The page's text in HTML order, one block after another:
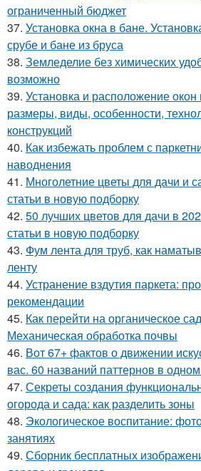
ограниченный бюджет
37. Установка окна в бане.
срубе и бане из бруса
38. Земледелие без химических
возможно
39. Установка и расположение
размеры, виды, особенности,
конструкций
40. Как избежать проблем с
наводнения
41. Многолетние цветы для дачи и
статьи в новую подборку
42. 50 лучших цветов для дачи в
статьи в новую подборку
43. Фум лента для труб, как
ленту
44. Устранение вздутия паркета:
рекомендации
45. Как перейти на органическое
Механическая обработка почвы
46. Вот 67+ фактов о движении
вас. 60 названий паттернов в
47. Секреты создания
огорода и сада: как разделить зоны
48. Экологическое воспитание:
занятиях
49. Сборник бесплатных